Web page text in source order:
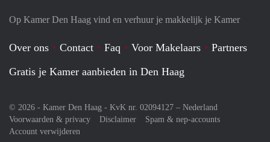
Op Kamer Den Haag vind en verhuur je makkelijk je Kamer
Over ons Contact Faq Voor Makelaars
Partners
Gratis je Kamer aanbieden in Den Haag
© 2026 - Kamer Den Haag - KvK nr. 02094127 – Nederland
Voorwaarden & privacy
Disclaimer
Spam & nep-accounts
Account verwijderen